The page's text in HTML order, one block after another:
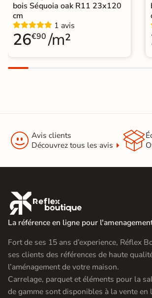
bois Séquoia oak R11 23x120
cm
1 avis
26€90 /m²
 Avis clients
Découvrez tous les avis


La référence en ligne pour
Fort de ses 15 ans d’experience, Réflex
ses clients des références de haute
l’aménagement de votre maison.
Carrelage, parquet et éléments pour la
de gamme sont disponibles à la vente en